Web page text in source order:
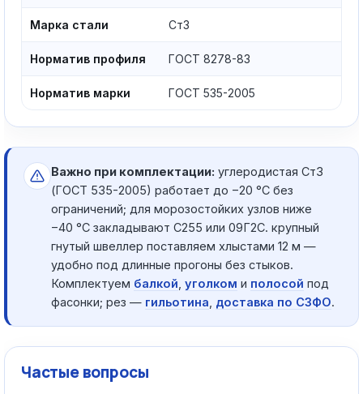
Марка стали Ст3
Норматив профиля ГОСТ 8278-83
Норматив марки ГОСТ 535-2005
Важно при комплектации: углеродистая Ст3
(ГОСТ 535-2005) работает до −20 °C без
ограничений; для морозостойких узлов ниже
−40 °C закладывают С255 или 09Г2С. крупный
гнутый швеллер поставляем хлыстами 12 м —
удобно под длинные прогоны без стыков.
Комплектуем балкой уголком и полосой под
фасонки; рез — гильотина доставка по СЗФО.
Частые вопросы